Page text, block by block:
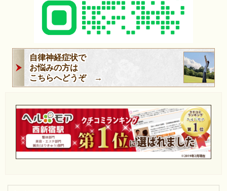
自律神経症状で
お悩みの方は
こちらへどうぞ →